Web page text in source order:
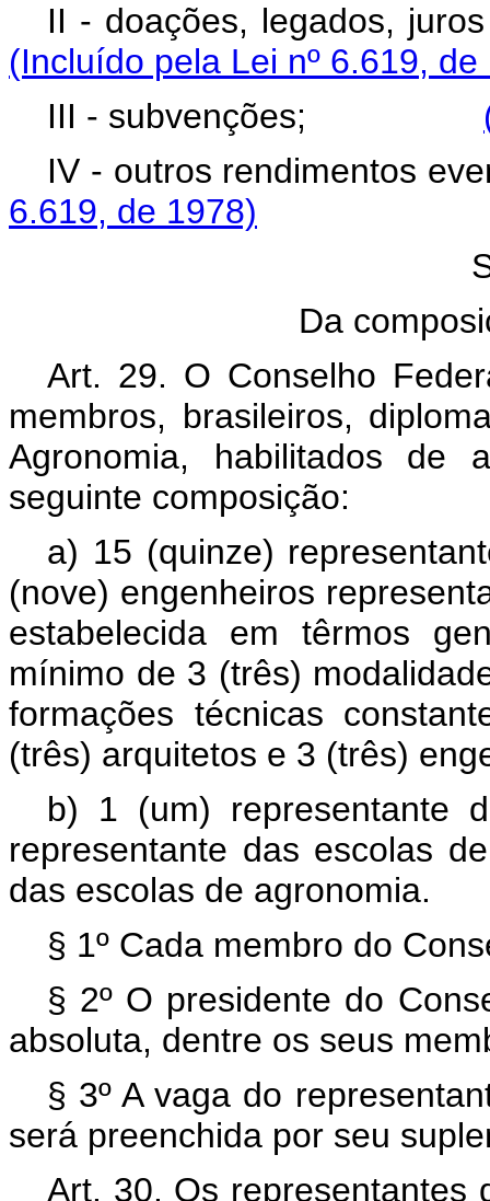
II - doações,
(Incluído pela Lei nº 6.619, de
III - subvenções;
IV - outros
6.619, de 1978)
Da
Art. 29. O Conselho
membros, brasileiros,
Agronomia, habilitados de
seguinte composição:
a) 15 (quinze)
(nove) engenheiros
estabelecida em têrmos
mínimo de 3 (três)
formações técnicas
(três) arquitetos e 3 (três)
b) 1 (um) representante
representante das escolas
das escolas de agronomia.
§ 1º Cada membro do
§ 2º O presidente do
absoluta, dentre os seus
§ 3º A vaga do
será preenchida por seu
Art. 30. Os representantes